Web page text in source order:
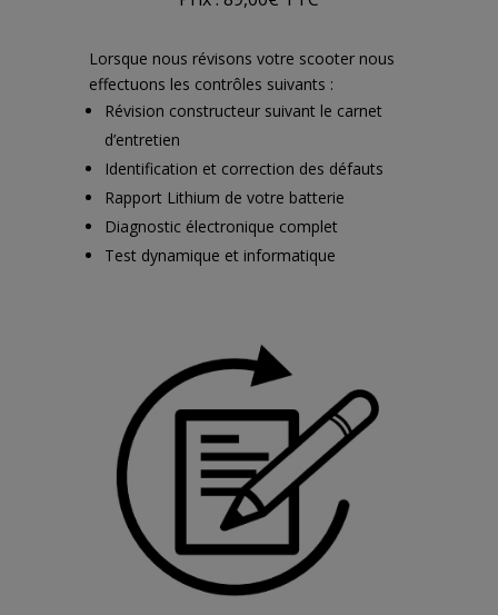
Lorsque nous révisons votre scooternous
effectuons les contrôles suivants :
Révision constructeur suivant le carnet
d’entretien
Identification et correction des défauts
Rapport Lithium de votre batterie
Diagnostic électronique complet
Test dynamique et informatique